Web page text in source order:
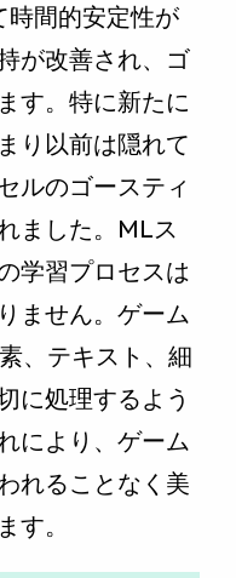
時間的安定性が
が改善され、ゴ
す。特に新たに
り以前は隠れて
ルのゴースティ
ました。MLス
学習プロセスは
ません。ゲーム
、テキスト、細
に処理するよう
により、ゲーム
れることなく美
す。